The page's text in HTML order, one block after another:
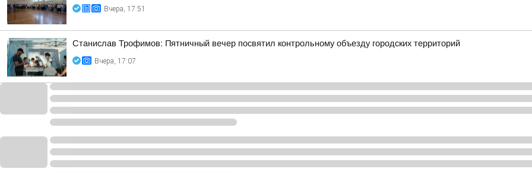
Вчера, 17:51
Станислав Трофимов: Пятничный вечер посвятил контрольному объезду городских территорий
Вчера, 17:07